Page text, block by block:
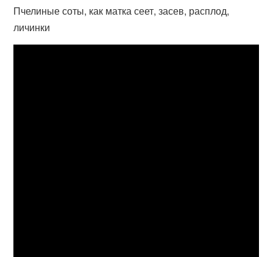
Пчелиные соты, как матка сеет, засев, расплод,
личинки